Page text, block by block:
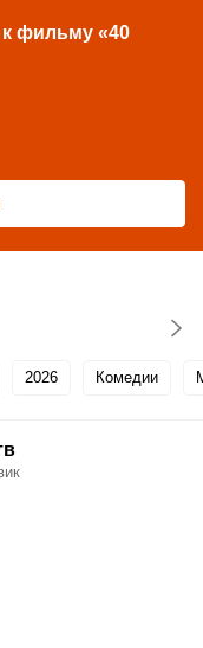
фильму «40
2026 Комедии